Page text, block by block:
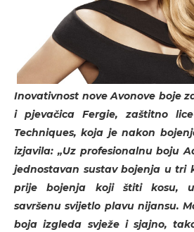
Inovativnost nove Avonove boje
i pjevačica Fergie, zaštitno
Techniques, koja je nakon
izjavila: „Uz profesionalnu boju
jednostavan sustav bojenja u tri
prije bojenja koji štiti kosu,
savršenu svijetlo plavu nijansu.
boja izgleda svježe i sjajno,